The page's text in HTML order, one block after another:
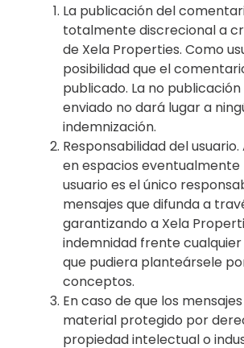
La publicación del
totalmente discrecional a
de Xela Properties. Como
posibilidad que el
publicado. La no
enviado no dará lugar a
indemnización.
Responsabilidad del
en espacios eventualmente
usuario es el único
mensajes que difunda a
garantizando a Xela
indemnidad frente
que pudiera planteársele
conceptos.
En caso de que los
material protegido por
propiedad intelectual o